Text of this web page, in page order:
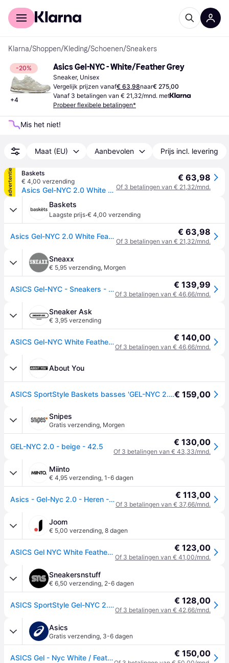
Voor shoppers
Klarna/Shoppen/Kleding/Schoenen/Sneakers
-20%
+4
Asics Gel-NYC - White/Feather Grey
Sneaker, Unisex
Vergelijk prijzen vanaf€ 63,98naar€ 275,00
Vanaf 3 betalingen van € 21,32/mnd. met
Probeer flexibele betalingen*
Mis het niet!
Maat (EU) Aanbevolen Prijs incl. levering
advertentie
Baskets
€ 4,00 verzending
Asics Gel-NYC 2.0 White Feather Grey |
€ 63,98
Of 3 betalingen van € 21,32/mnd.
Baskets
Laagste prijs·€ 4,00 verzending
Asics Gel-NYC 2.0 White Feather Grey | € 63,98
Of 3 betalingen van € 21,32/mnd.
Sneaxx
€ 5,95 verzending, Morgen
ASICS Gel-NYC - Sneakers - Wit Feather Grey - EU 42 € 139,99
Of 3 betalingen van € 46,66/mnd.
Sneaker Ask
€ 3,95 verzending
ASICS Gel-NYC White Feather Grey € 140,00
Of 3 betalingen van € 46,66/mnd.
About You
ASICS SportStyle Baskets basses 'GEL-NYC 2.0' crème / beige foncé / blanc cassé€ 159,00
Snipes
Gratis verzending, Morgen
GEL-NYC 2.0 - beige - 42.5 € 130,00
Of 3 betalingen van € 43,33/mnd.
Miinto
€ 4,95 verzending, 1-6 dagen
Asics - Gel-Nyc 2.0 - Heren - Sport - Wit - Maat: 41 1/2 EU Synthetisch € 113,00
Of 3 betalingen van € 37,66/mnd.
Joom
€ 5,00 verzending, 8 dagen
ASICS Gel NYC White Feather Grey Unisex Sneakers Cream 1203A663-102 38 € 123,00
Of 3 betalingen van € 41,00/mnd.
Sneakersnstuff
€ 6,50 verzending, 2-6 dagen
ASICS SportStyle Gel-NYC 2.0 - WHITE/FEATHER GREY - unisex - 8.5 € 128,00
Of 3 betalingen van € 42,66/mnd.
Asics
Gratis verzending, 3-6 dagen
ASICS Gel - Nyc White / Feather Grey Unisex Maat 43.5 € 150,00